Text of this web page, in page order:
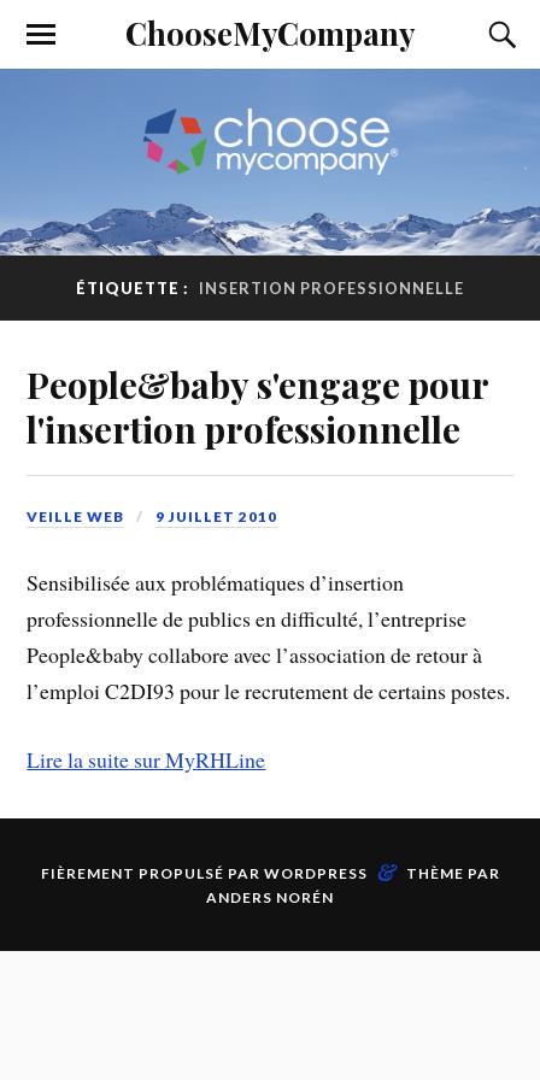
ChooseMyCompany
ÉTIQUETTE : INSERTION PROFESSIONNELLE
People&baby s'engage pour
l'insertion professionnelle
VEILLE WEB 9 JUILLET 2010
Sensibilisée aux problématiques d’insertion
professionnelle de publics en difficulté, l’entreprise
People&baby collabore avec l’association de retour à
l’emploi C2DI93 pour le recrutement de certains postes.
Lire la suite sur MyRHLine
FIÈREMENT PROPULSÉ PAR WORDPRESS &
THÈME PAR
ANDERS NORÉN